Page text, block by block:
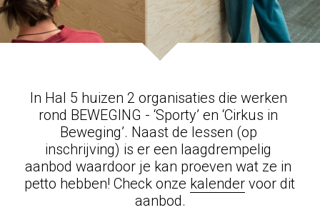
In Hal 5 huizen 2 organisaties die werken
rond BEWEGING - ‘Sporty’ en ‘Cirkus in
Beweging’. Naast de lessen (op
inschrijving) is er een laagdrempelig
aanbod waardoor je kan proeven wat ze in
petto hebben! Check onze kalender voor dit
aanbod.